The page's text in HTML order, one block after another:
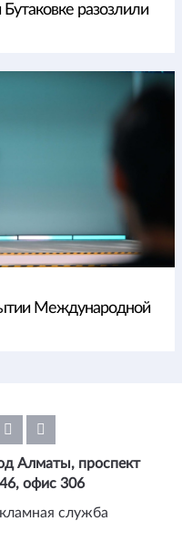
разозлили
Международной
Алматы, проспект
офис 306
служба